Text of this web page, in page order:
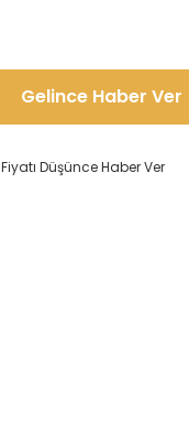
Gelince Haber Ver
Fiyatı Düşünce Haber Ver